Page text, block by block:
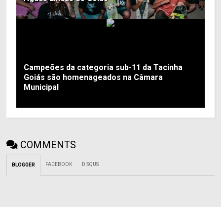
Campeões da categoria sub-11 da Tacinha
Goiás são homenageados na Câmara
Municipal
COMMENTS
BLOGGER FACEBOOK DISQUS